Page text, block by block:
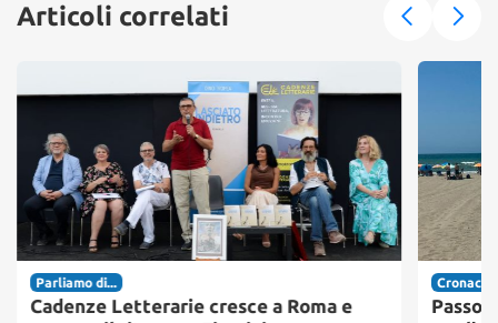
Articoli correlati
Parliamo di...
Cadenze Letterarie cresce a Roma e
Cronaca